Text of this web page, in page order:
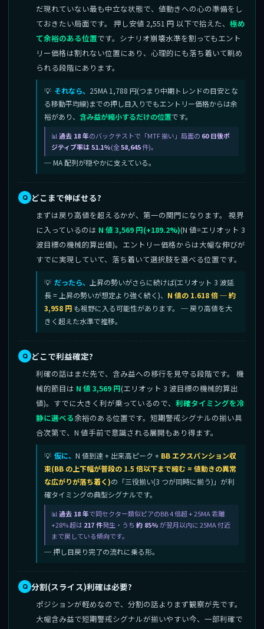
だ現れていない最も中立な状態で、値動きへの心の準備をし
ておきたい局面です。 押し安値 2,551 円 以下で拾えた、 極め
て余裕のある位置です。シナリオ崩壊水準を割ってもエント
リー価格は割れない位置にあり、心理的にも落ち着いて眺め
られる段階にあります。
それなら、 25MA 1,788 円(つまり中期トレンドの目安とな
る移動平均線)までの押し目入りでもエントリー価格からは余
裕があり、 含み益が縮小するだけの位置です。
過去 18 年のバックテストで「MTF 揃い」局面の 60 日後ポ
ジティブ率は 51.1%(全58,645件)。
─ MA 配列が穏やかに支えている。
どこまで伸ばせる?
まずは戻り高値を超えるかが、第一の関門になります。 視界
に入っているのは N 値 3,569 円(+189.2%)(N 値=エリオット 3
波目標の機械的算出値)。エントリー価格からは大幅な伸びが
すでに実現していて、落ち着いて選択肢を選べる位置です。
だったら、
上昇の勢いがさらに続けば(エリオット 3 波延
長 = 上昇の勢いが想定より強く続く)、 N 値の 1.618 倍 ─ 約
3,958 円 も視野に入る可能性があります。 ─ 戻り高値を大
きく超えた水準で推移。
どこで利益確定?
利確の話はまだ先で、含み益への移行を見守る段階です。 機
械的節目は N 値 3,569 円(エリオット 3 波目標の機械的算出
値)。すでに大きく利が乗っているので、 利確タイミングを冷
静に選べる余裕のある位置です。短期警戒シグナルの揃い具
合次第で、N 値手前で意識される展開もあり得ます。
仮に、 N 値到達 + 出来高ピーク + BB エクスパンション収
束(BB の上下幅が普段の 1.5 倍以下まで縮む = 値動きの異常
な広がりが落ち着く)の「三役揃い(3 つが同時に揃う)」が利
確タイミングの典型シグナルです。
過去 18 年で同セクター類似ピアのBB 4 倍超 + 25MA 乖離
+28% 超は 217 件発生・うち 約 85%が翌月以内に 25MA 付近
まで戻している傾向です。
─ 押し目戻り完了の流れに乗る形。
分割(スライス)利確は必要?
ポジションが軽めなので、分割の話よりまず観察が先です。
大幅含み益で短期警戒シグナルが揃いやすい今、一部利確で